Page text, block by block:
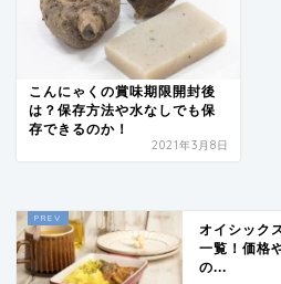
こんにゃくの賞味期限開封後
は？保存方法や水なしでも保
存できるのか！
2021年3月8日
オイシック
一覧！価格
の...